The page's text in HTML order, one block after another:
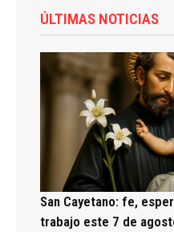
ÚLTIMAS NOTICIAS
San Cayetano: fe,
trabajo este 7 de